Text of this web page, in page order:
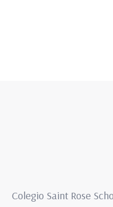
Colegio Saint Rose